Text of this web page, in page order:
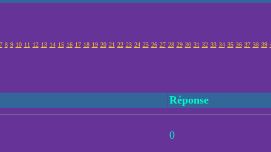
7 8 9 10 11 12 13 14 15 16 17 18 19 20 21 22 23 24 25 26 27 28 29 30 31 32 33 34 35 36 37 38 39
Réponse
0